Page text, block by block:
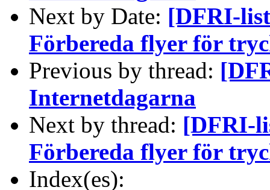
Next by Date: [DFRI-
Förbereda flyer för
Previous by thread:
Internetdagarna
Next by thread: [DFRI-
Förbereda flyer för
Index(es):